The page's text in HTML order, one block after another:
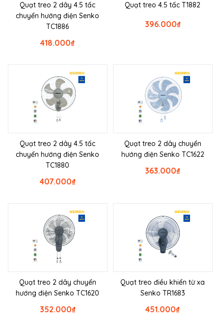
Quạt treo 2 dây 4.5 tấc
chuyển hướng điện Senko
TC1886
₫
418.000
Quạt treo 4.5 tấc T1882
₫
396.000
Quạt treo 2 dây 4.5 tấc
chuyển hướng điện Senko
TC1880
₫
407.000
Quạt treo 2 dây chuyển
hướng điện Senko TC1622
₫
363.000
Quạt treo 2 dây chuyển
hướng điện Senko TC1620
₫
352.000
Quạt treo điều khiển từ xa
Senko TR1683
₫
451.000